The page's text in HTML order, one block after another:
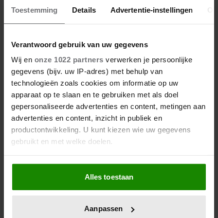
Toestemming Details Advertentie-instellingen
Verantwoord gebruik van uw gegevens
Wij en onze 1022 partners verwerken je persoonlijke
gegevens (bijv. uw IP-adres) met behulp van
technologieën zoals cookies om informatie op uw
apparaat op te slaan en te gebruiken met als doel
gepersonaliseerde advertenties en content, metingen aan
advertenties en content, inzicht in publiek en
productontwikkeling. U kunt kiezen wie uw gegevens
gebruikt en met welke doelen.
Als u het toestaat, willen we ook graag:
Informatie verzamelen over uw geografische
locatie, die tot een paar meter nauwkeurig kan zijn
scannen op specifieke eigenschappen (fingerprinting)
Alles toestaan
Aanpassen
28 april 2026
DÍT ZIJN FAVORIETE
RESTAURANTS VAN ELOISE